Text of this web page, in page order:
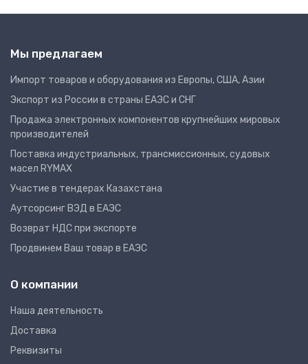
Мы предлагаем
Импорт товаров и оборудования из Европы, США, Азии
Экспорт из России в страны ЕАЭС и СНГ
Продажа электронных компонентов крупнейших мировых
производителей
Поставка индустриальных, трансмиссионных, судовых
масел RYMAX
Участие в тендерах Казахстана
Аутсорсинг ВЭД в ЕАЭС
Возврат НДС при экспорте
Продвинем Ваш товар в ЕАЭС
О компании
Наша деятельность
Доставка
Реквизиты